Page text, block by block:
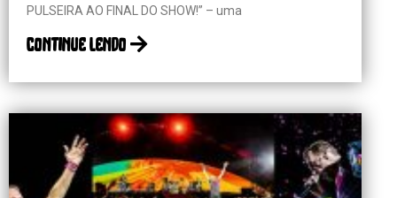
PULSEIRA AO FINAL DO SHOW!” – uma
continue lendo